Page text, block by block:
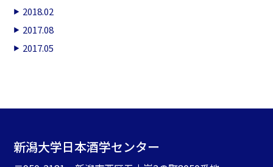
2018.02
2017.08
2017.05
新潟大学日本酒学センター